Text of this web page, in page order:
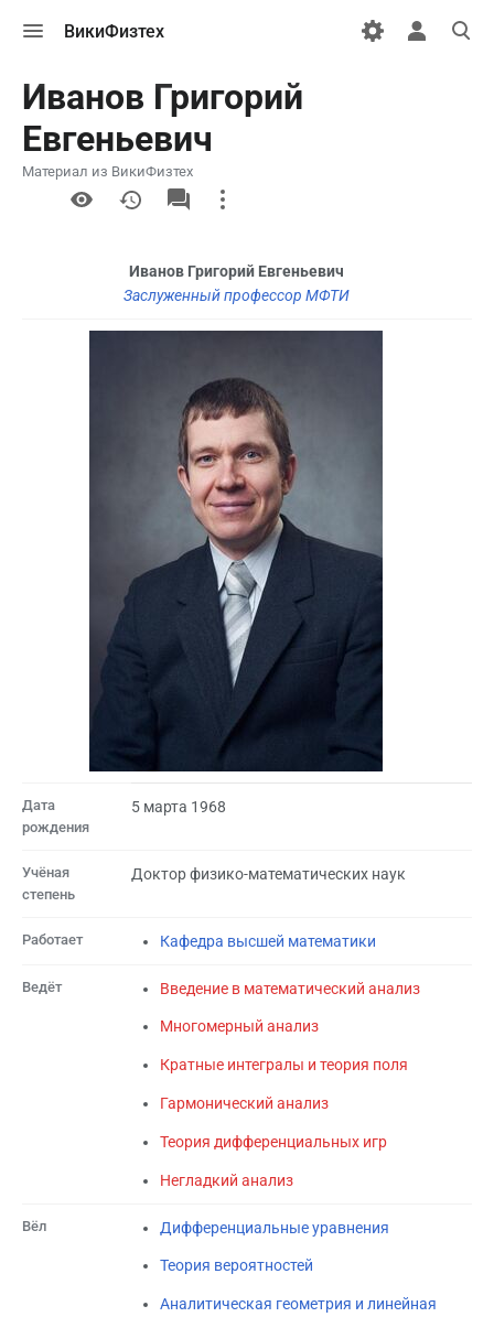
меню
ВикиФизтех
Открыть
поиск
Иванов Григорий
Евгеньевич
Материал из ВикиФизтех
More
actions
Иванов Григорий Евгеньевич
Заслуженный профессор МФТИ
Дата
рождения
5 марта 1968
Учёная
степень
Доктор физико-математических наук
Работает Кафедра высшей математики
Ведёт Введение в математический анализ
Многомерный анализ
Кратные интегралы и теория поля
Гармонический анализ
Теория дифференциальных игр
Негладкий анализ
Вёл Дифференциальные уравнения
Теория вероятностей
Аналитическая геометрия и линейная